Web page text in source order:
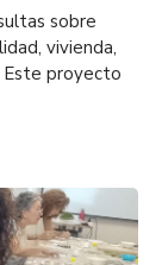
sobre
vivienda,
Este proyecto